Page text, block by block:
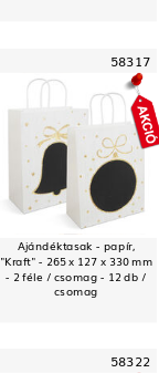
58317
Ajándéktasak - papír,
"Kraft" - 265 x 127 x 330 mm
- 2 féle / csomag - 12 db /
csomag
58322